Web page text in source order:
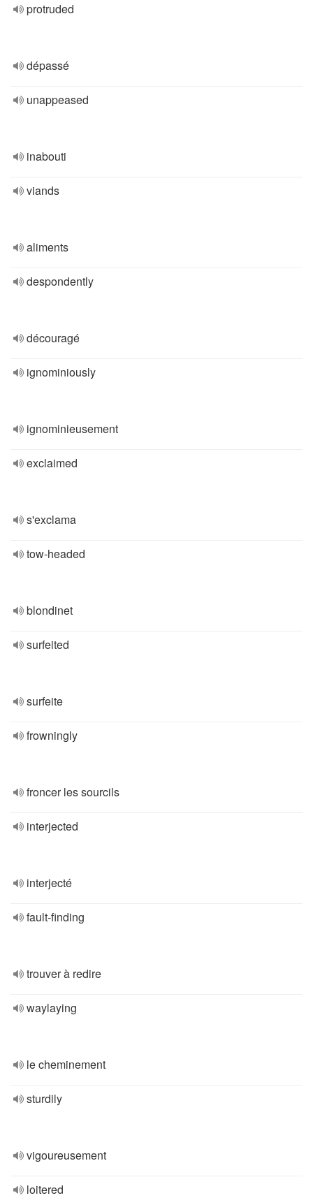
protruded
dépassé
unappeased
inabouti
viands
aliments
despondently
découragé
ignominiously
ignominieusement
exclaimed
s'exclama
tow-headed
blondinet
surfeited
surfeite
frowningly
froncer les sourcils
interjected
interjecté
fault-finding
trouver à redire
waylaying
le cheminement
sturdily
vigoureusement
loitered